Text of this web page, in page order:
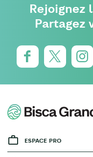
Rejoignez
Partagez
ESPACE PRO